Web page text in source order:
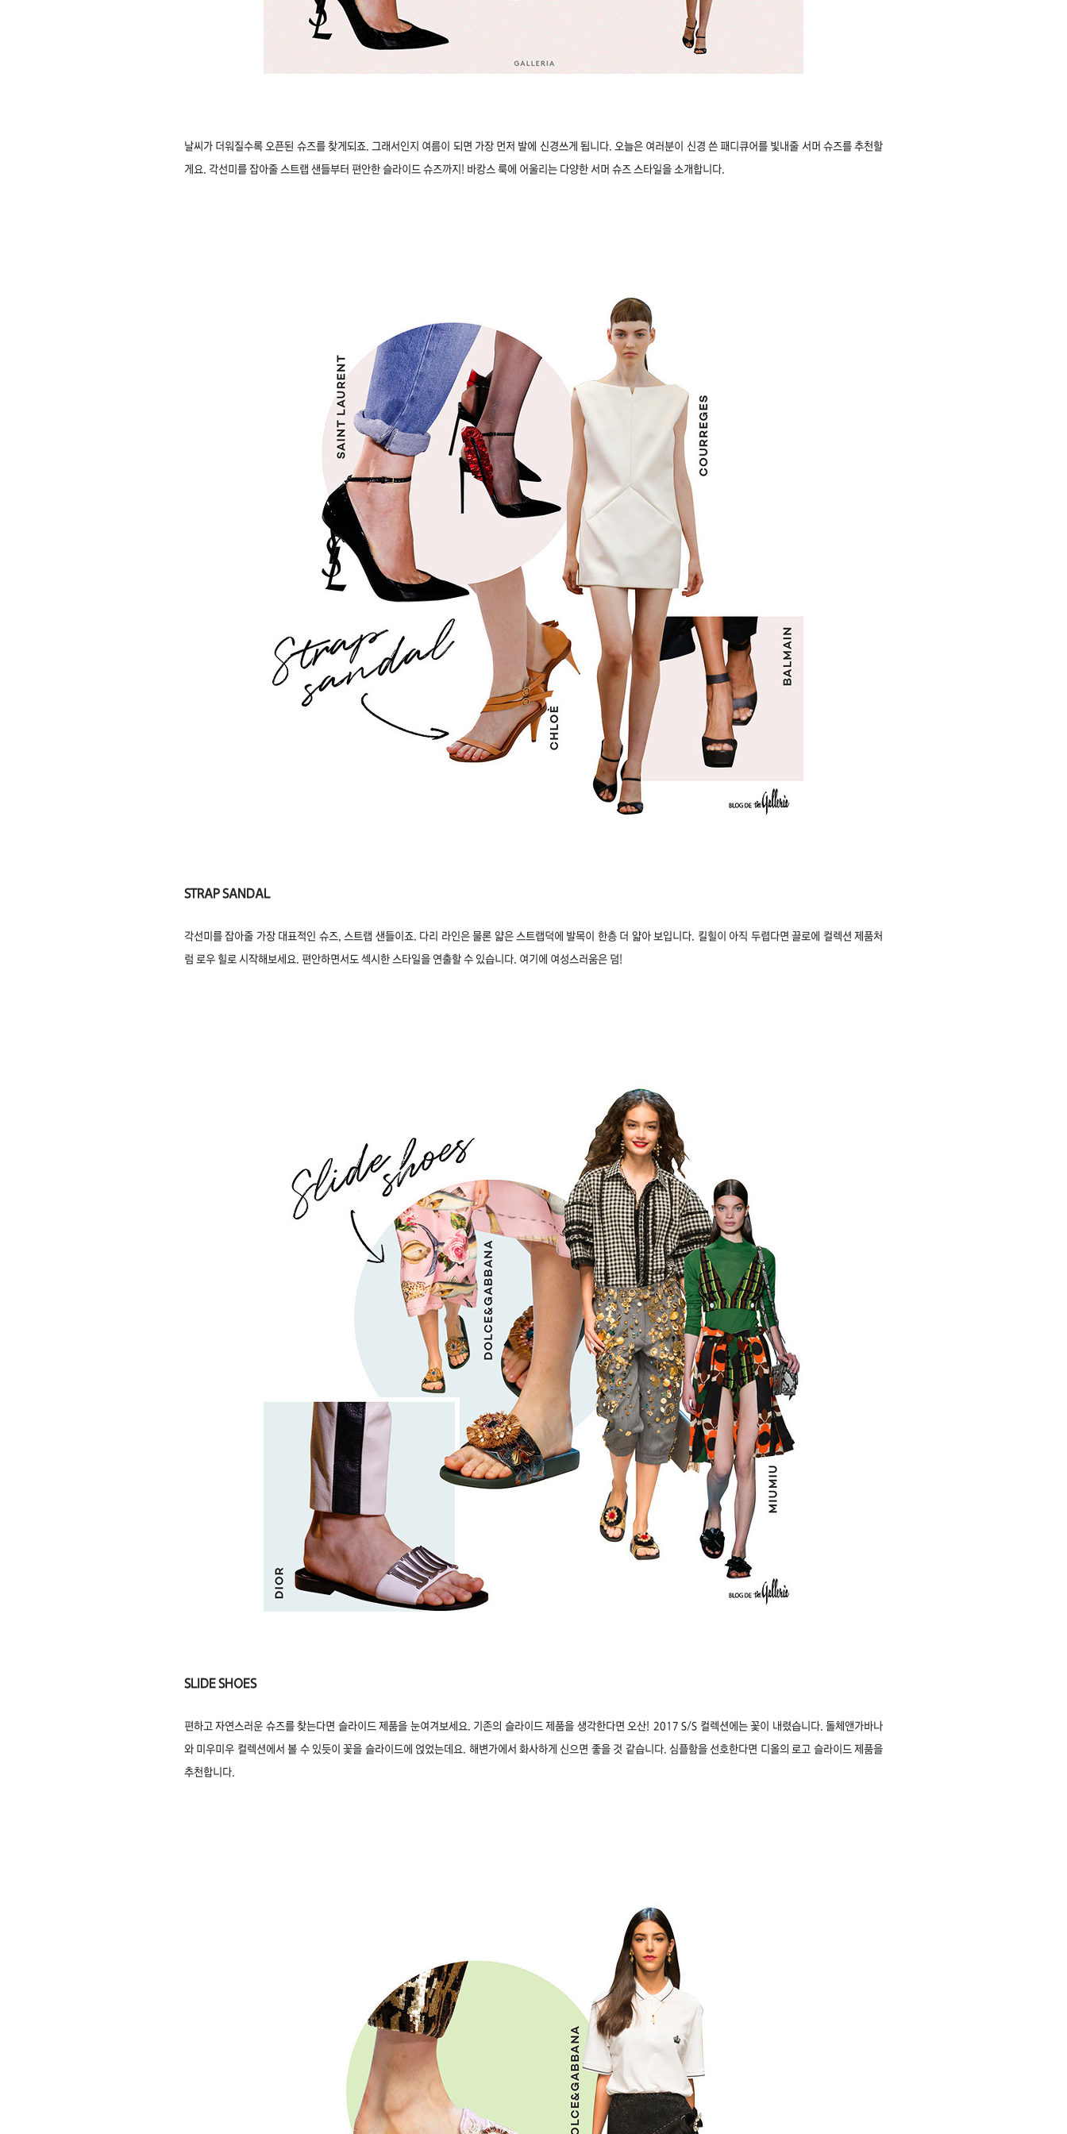
날씨가 더워질수록 오픈된 슈즈를 찾게되죠. 그래서인지 여름이 되면 가장 먼저 발에 신경쓰게 됩니다. 오늘은 여러분이 신경 쓴 패디큐어를 빛내줄 서머 슈즈를 추천할
게요. 각선미를 잡아줄 스트랩 샌들부터 편안한 슬라이드 슈즈까지! 바캉스 룩에 어울리는 다양한 서머 슈즈 스타일을 소개합니다.
STRAP SANDAL
각선미를 잡아줄 가장 대표적인 슈즈, 스트랩 샌들이죠. 다리 라인은 물론 얇은 스트랩덕에 발목이 한층 더 얇아 보입니다. 킬힐이 아직 두렵다면 끌로에 컬렉션 제품처
럼 로우 힐로 시작해보세요. 편안하면서도 섹시한 스타일을 연출할 수 있습니다. 여기에 여성스러움은 덤!
SLIDE SHOES
편하고 자연스러운 슈즈를 찾는다면 슬라이드 제품을 눈여겨보세요. 기존의 슬라이드 제품을 생각한다면 오산! 2017 S/S 컬렉션에는 꽃이 내렸습니다. 돌체앤가바나
와 미우미우 컬렉션에서 볼 수 있듯이 꽃을 슬라이드에 얹었는데요. 해변가에서 화사하게 신으면 좋을 것 같습니다. 심플함을 선호한다면 디올의 로고 슬라이드 제품을
추천합니다.